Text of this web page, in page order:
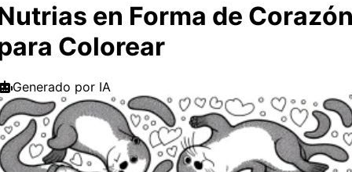
en Forma de
Colorear
Generado por IA